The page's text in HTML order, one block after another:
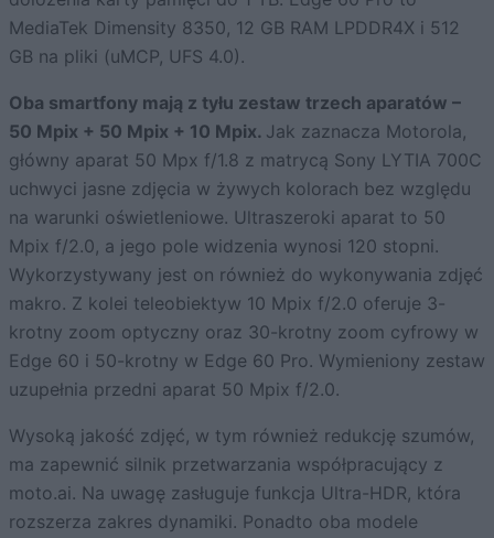
MediaTek Dimensity 8350, 12 GB RAM LPDDR4X i 512
GB na pliki (uMCP, UFS 4.0).
Oba smartfony mają z tyłu zestaw trzech aparatów –
50 Mpix + 50 Mpix + 10 Mpix. Jak zaznacza Motorola,
główny aparat 50 Mpx f/1.8 z matrycą Sony LYTIA 700C
uchwyci jasne zdjęcia w żywych kolorach bez względu
na warunki oświetleniowe. Ultraszeroki aparat to 50
Mpix f/2.0, a jego pole widzenia wynosi 120 stopni.
Wykorzystywany jest on również do wykonywania zdjęć
makro. Z kolei teleobiektyw 10 Mpix f/2.0 oferuje 3-
krotny zoom optyczny oraz 30-krotny zoom cyfrowy w
Edge 60 i 50-krotny w Edge 60 Pro. Wymieniony zestaw
uzupełnia przedni aparat 50 Mpix f/2.0.
Wysoką jakość zdjęć, w tym również redukcję szumów,
ma zapewnić silnik przetwarzania współpracujący z
moto.ai. Na uwagę zasługuje funkcja Ultra-HDR, która
rozszerza zakres dynamiki. Ponadto oba modele